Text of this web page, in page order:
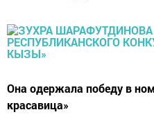
Она одержала победу в
красавица»